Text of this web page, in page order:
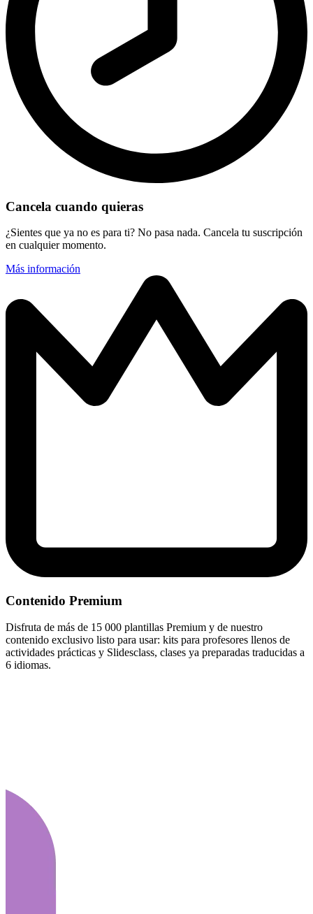
Cancela cuando quieras
¿Sientes que ya no es para ti? No pasa nada. Cancela tu suscripción
en cualquier momento.
Más información
Contenido Premium
Disfruta de más de 15 000 plantillas Premium y de nuestro
contenido exclusivo listo para usar: kits para profesores llenos de
actividades prácticas y Slidesclass, clases ya preparadas traducidas a
6 idiomas.